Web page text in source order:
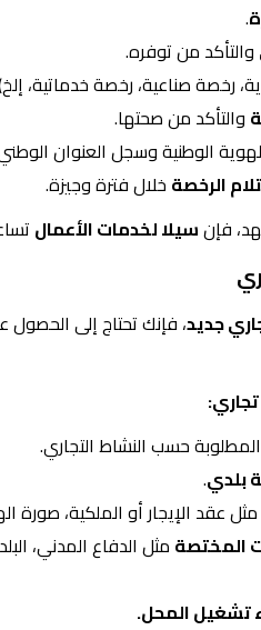
.
والتأكد من توفره.
رخصة صناعية، رخصة خدماتية،
والتأكد من صحتها.
الوطنية وسجل العنوان
الرخصة خلال فترة وجيزة.
فإنسيلا لخدمات الأعمال
جديد، فإنك تحتاج إلى الحصول
المطلوبة حسب النشاط التجاري.
بلدي.
مثل عقد الإيجار أو الملكية، صورة
المختصة مثل الدفاع المدني،
تشغيل المحل.